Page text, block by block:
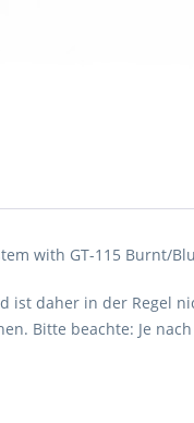
with GT-115 Burnt/
ist daher in der
Bitte beachte: Je